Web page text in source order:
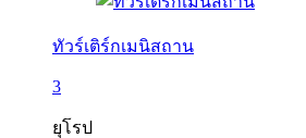
ทัวร์เติร์กเมนิสถาน
3
ยุโรป